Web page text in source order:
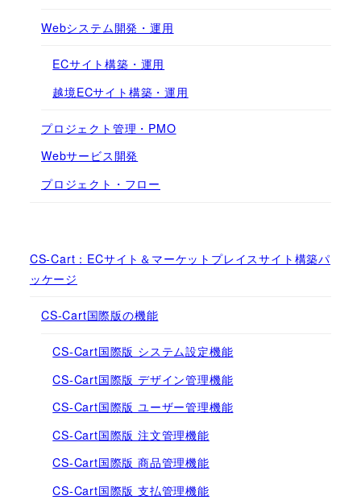
Webシステム開発・運用
ECサイト構築・運用
越境ECサイト構築・運用
プロジェクト管理・PMO
Webサービス開発
プロジェクト・フロー
CS-Cart：ECサイト＆マーケットプレイスサイト構築パ
ッケージ
CS-Cart国際版の機能
CS-Cart国際版 システム設定機能
CS-Cart国際版 デザイン管理機能
CS-Cart国際版 ユーザー管理機能
CS-Cart国際版 注文管理機能
CS-Cart国際版 商品管理機能
CS-Cart国際版 支払管理機能